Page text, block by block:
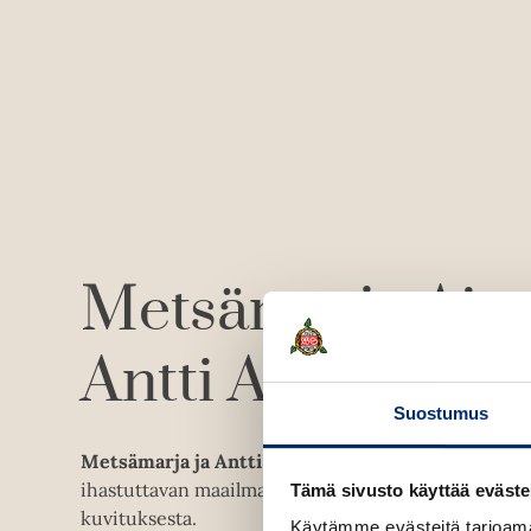
Suostumus
Tämä sivusto käyttää
Metsämarja
Antti Aittokoski
Metsämarja ja Antti Aittokoski
ihastuttavan maailman ja vastaavat tekstin lisäksi
kuvituksesta.